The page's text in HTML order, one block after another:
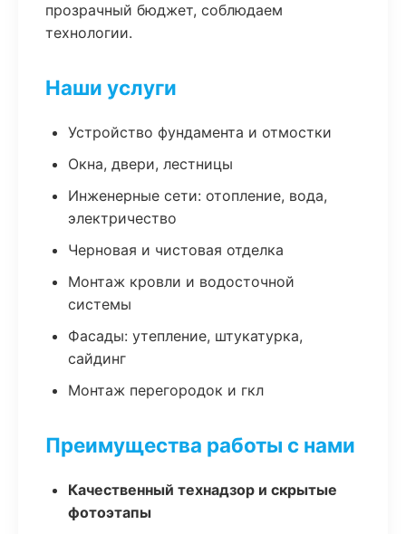
прозрачный бюджет, соблюдаем
технологии.
Наши услуги
Устройство фундамента и отмостки
Окна, двери, лестницы
Инженерные сети: отопление, вода,
электричество
Черновая и чистовая отделка
Монтаж кровли и водосточной
системы
Фасады: утепление, штукатурка,
сайдинг
Монтаж перегородок и гкл
Преимущества работы с нами
Качественный технадзор и скрытые
фотоэтапы